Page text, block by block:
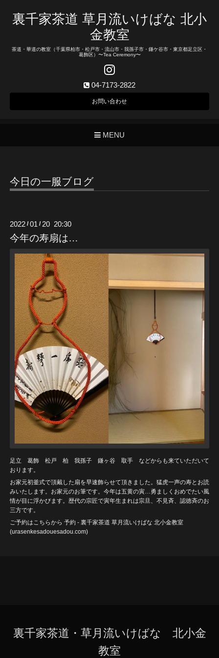
裏千家茶道 草月流いけばな 北小
金教室
茶道・華道の教室（千葉県柏市・松戸市・流山市・我孫子市・鎌ケ谷市・東京都足立区・
葛飾区）〜Tea Ceremony〜
04-7173-2822
お問い合わせ
MENU
今日の一服ブログ
2022 /01 / 20 20:30
今年の寿扇は…
足立 葛飾 松戸 柏 我孫子 鎌ヶ谷 取手 などからも来ていただいて
おります。
お家元初釜式で頂戴した扇を早速飾らせて頂きました。猛虎一声の寿とお読
みいたします。お家元のお筆です。今年は五黄の寅…勇ましくおめでたい風
情が目に浮かびます。歴代の宗匠で寅年生まれは宗旦、不見斉、認徳斉のお
三方です。
ご予約はこちらから 予約 - 裏千家茶道 草月流いけばな 北小金教室
(urasenkesadouesadou .com)
裏千家茶道・草月流いけばな 北小金
教室